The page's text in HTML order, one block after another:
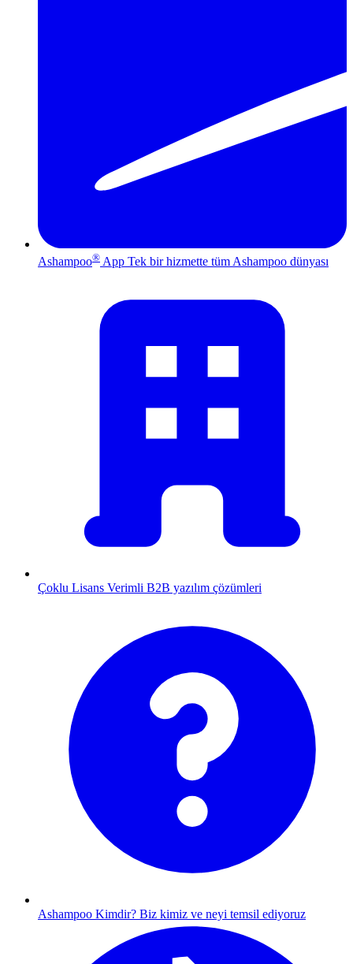
Ashampoo® App Tek bir hizmette tüm Ashampoo dünyası
Çoklu Lisans Verimli B2B yazılım çözümleri
Ashampoo Kimdir? Biz kimiz ve neyi temsil ediyoruz